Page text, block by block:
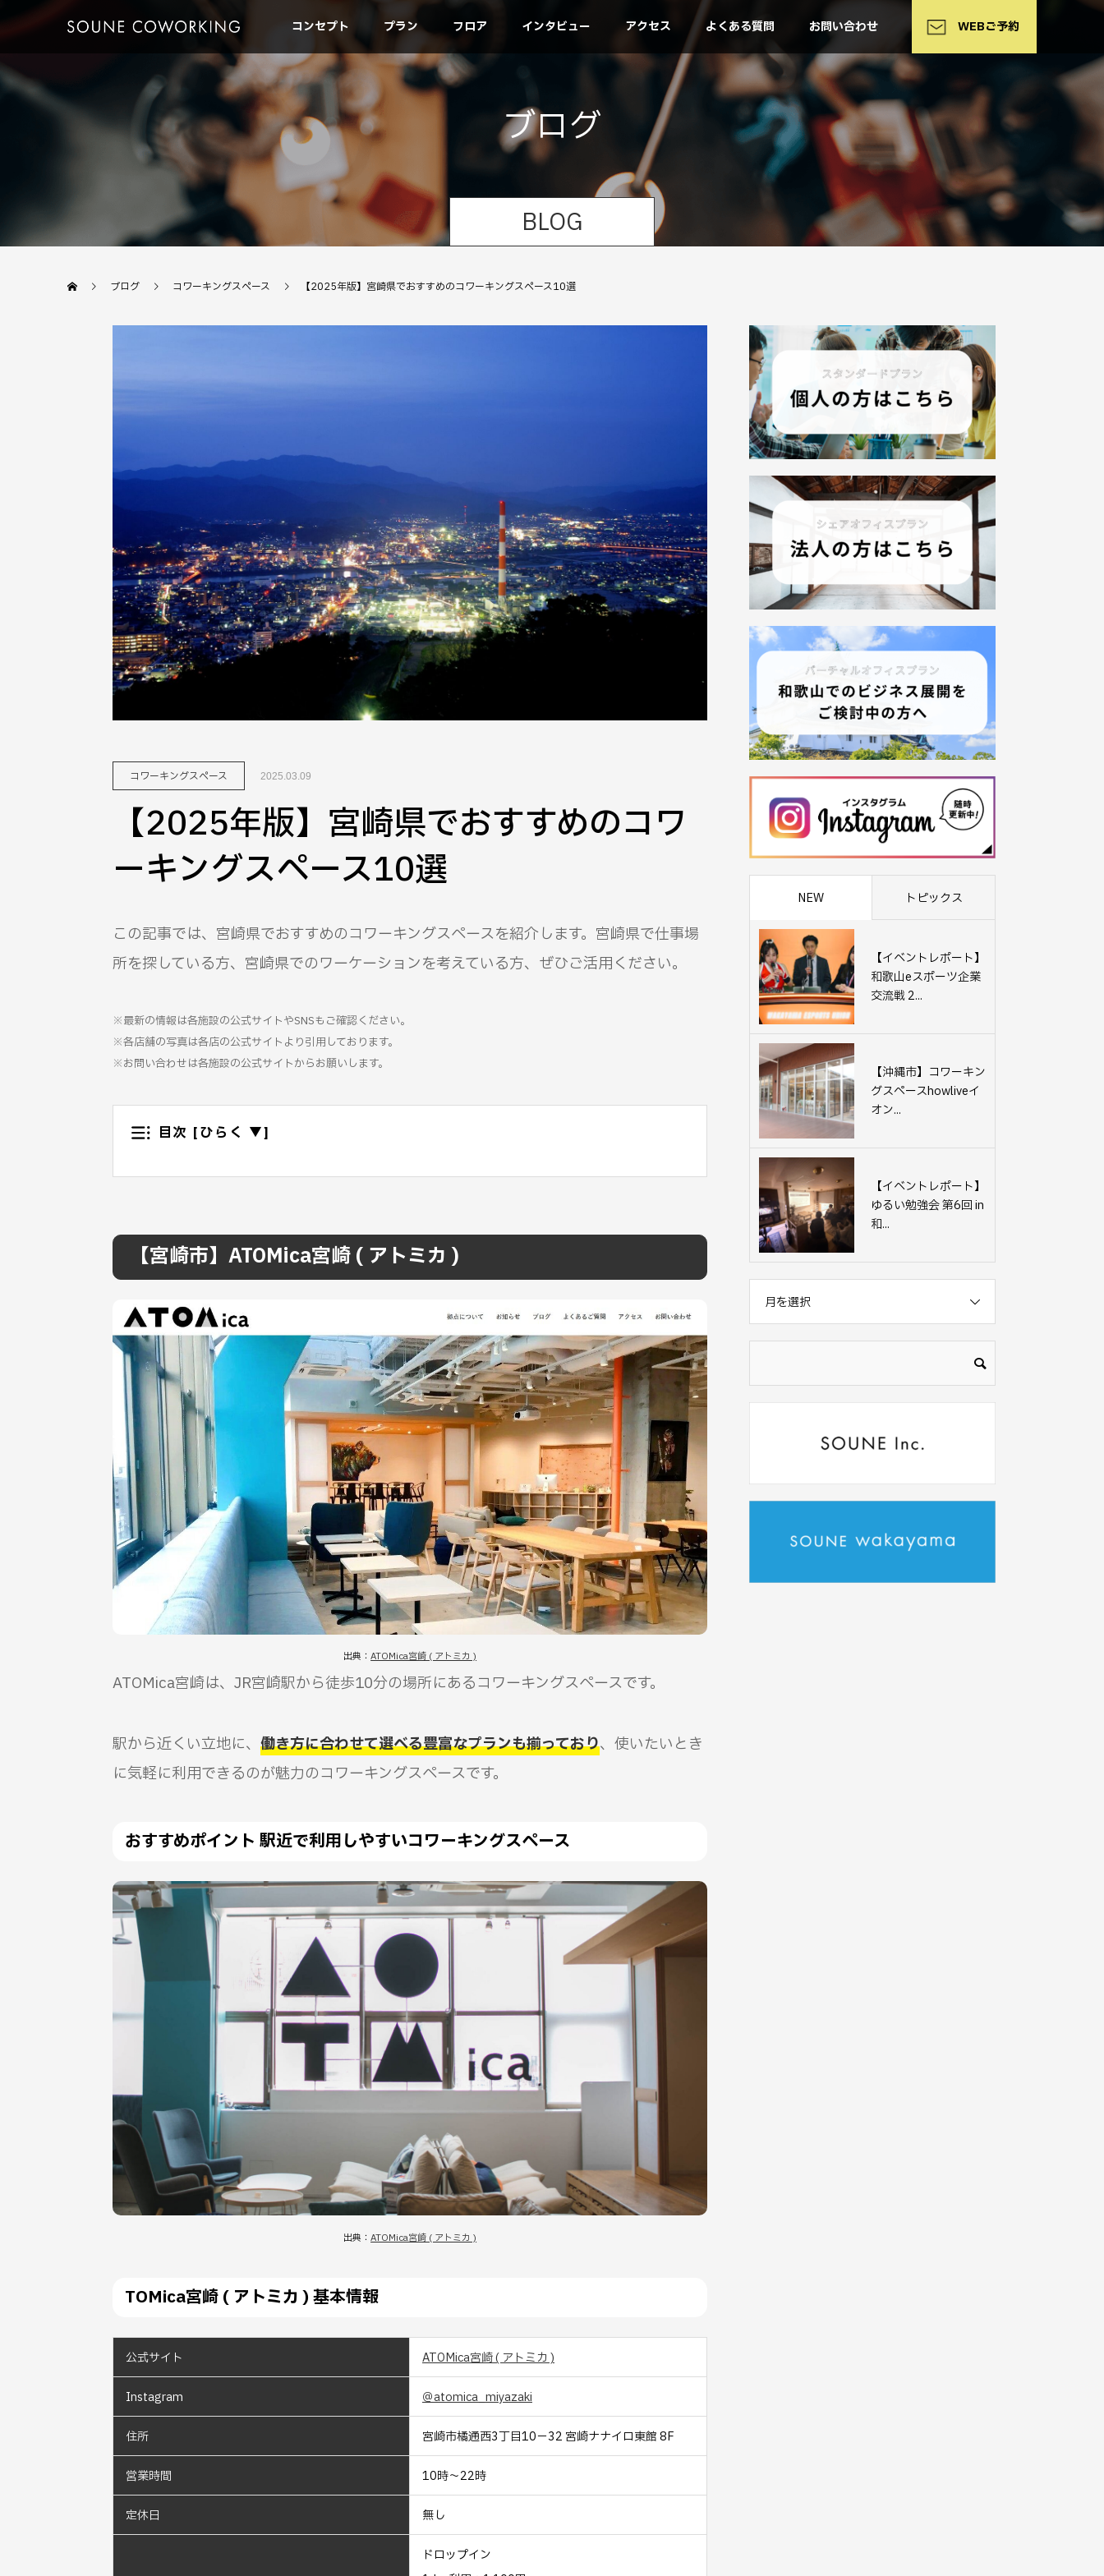
コンセプト プラン フロア インタビュー アクセス よくある質問 お問い合わせ WEBご予約
BLOG
ブログ
ブログ コワーキングスペース 【2025年版】宮崎県でおすすめのコワーキングスペース10選
コワーキングスペース 2025.03.09
【2025年版】宮崎県でおすすめのコワ
ーキングスペース10選
この記事では、宮崎県でおすすめのコワーキングスペースを紹介します。宮崎県で仕事場
所を探している方、宮崎県でのワーケーションを考えている方、ぜひご活用ください。
※最新の情報は各施設の公式サイトやSNSもご確認ください。
※各店舗の写真は各店の公式サイトより引用しております。
※お問い合わせは各施設の公式サイトからお願いします。
目次 [ひらく ▼]
【宮崎市】ATOMica宮崎 ( アトミカ )
出典：ATOMica宮崎 ( アトミカ )
ATOMica宮崎は、JR宮崎駅から徒歩10分の場所にあるコワーキングスペースです。
駅から近くい立地に、 働き方に合わせて選べる豊富なプランも揃っており、使いたいとき
に気軽に利用できるのが魅力のコワーキングスペースです。
おすすめポイント 駅近で利用しやすいコワーキングスペース
出典：ATOMica宮崎 ( アトミカ )
TOMica宮崎 ( アトミカ ) 基本情報
公式サイト ATOMica宮崎 ( アトミカ )
Instagram ＠atomica_miyazaki
住所 宮崎市橘通西3丁目10−32 宮崎ナナイロ東館 8F
営業時間 10時～22時
定休日 無し
ドロップイン
NEW トピックス
【イベントレポート】
和歌山eスポーツ企業
交流戦 2...
【沖縄市】コワーキン
グスペースhowliveイ
オン...
【イベントレポート】
ゆるい勉強会 第6回 in
和...
月を選択